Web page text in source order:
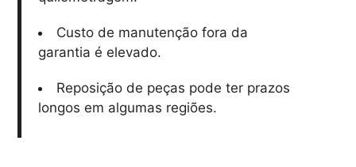
Custo de manutenção fora da
garantia é elevado.
Reposição de peças pode ter prazos
longos em algumas regiões.